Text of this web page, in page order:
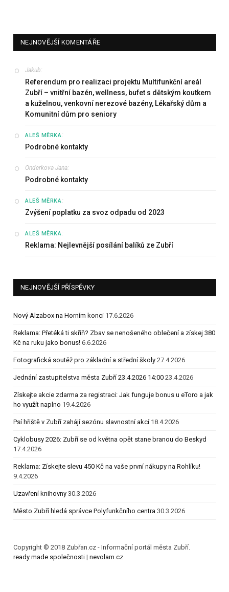
NEJNOVĚJŠÍ KOMENTÁŘE
Jakub:
Referendum pro realizaci projektu Multifunkční areál
Zubří – vnitřní bazén, wellness, bufet s dětským koutkem
a kuželnou, venkovní nerezové bazény, Lékařský dům a
Komunitní dům pro seniory
ALEŠ MĚRKA:
Podrobné kontakty
Onderkova Jana:
Podrobné kontakty
ALEŠ MĚRKA:
Zvýšení poplatku za svoz odpadu od 2023
ALEŠ MĚRKA:
Reklama: Nejlevnější posílání balíků ze Zubří
NEJNOVĚJŠÍ PŘÍSPĚVKY
Nový Alzabox na Horním konci 17.6.2026
Reklama: Přetéká ti skříň? Zbav se nenošeného oblečení a získej 380
Kč na ruku jako bonus! 6.6.2026
Fotografická soutěž pro základní a střední školy 27.4.2026
Jednání zastupitelstva města Zubří 23.4.2026 14:00 23.4.2026
Získejte akcie zdarma za registraci: Jak funguje bonus u eToro a jak
ho využít naplno 19.4.2026
Psí hřiště v Zubří zahájí sezónu slavnostní akcí 18.4.2026
Cyklobusy 2026: Zubří se od května opět stane branou do Beskyd
17.4.2026
Reklama: Získejte slevu 450 Kč na vaše první nákupy na Rohlíku!
9.4.2026
Uzavření knihovny 30.3.2026
Město Zubří hledá správce Polyfunkčního centra 30.3.2026
Copyright © 2018 Zubřan.cz - Informační portál města Zubří.
ready made společnosti | nevolam.cz